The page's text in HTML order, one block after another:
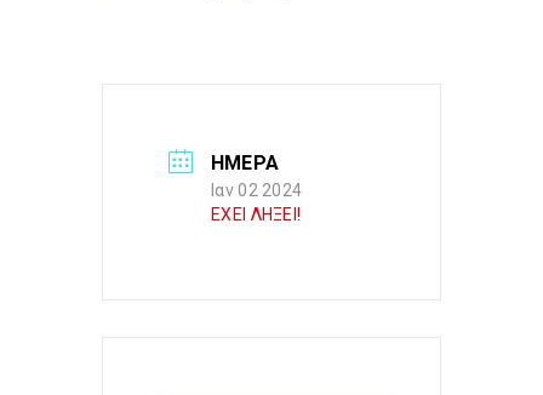
ΗΜΕΡΑ
Ιαν 02 2024
ΕΧΕΙ ΛΗΞΕΙ!